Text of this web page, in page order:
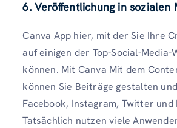
6. Veröffentlichung in sozialen
Canva App hier, mit der Sie Ihre
auf einigen der Top-Social-Media-
können. Mit Canva Mit dem
können Sie Beiträge gestalten
Facebook, Instagram, Twitter und
Tatsächlich nutzen viele